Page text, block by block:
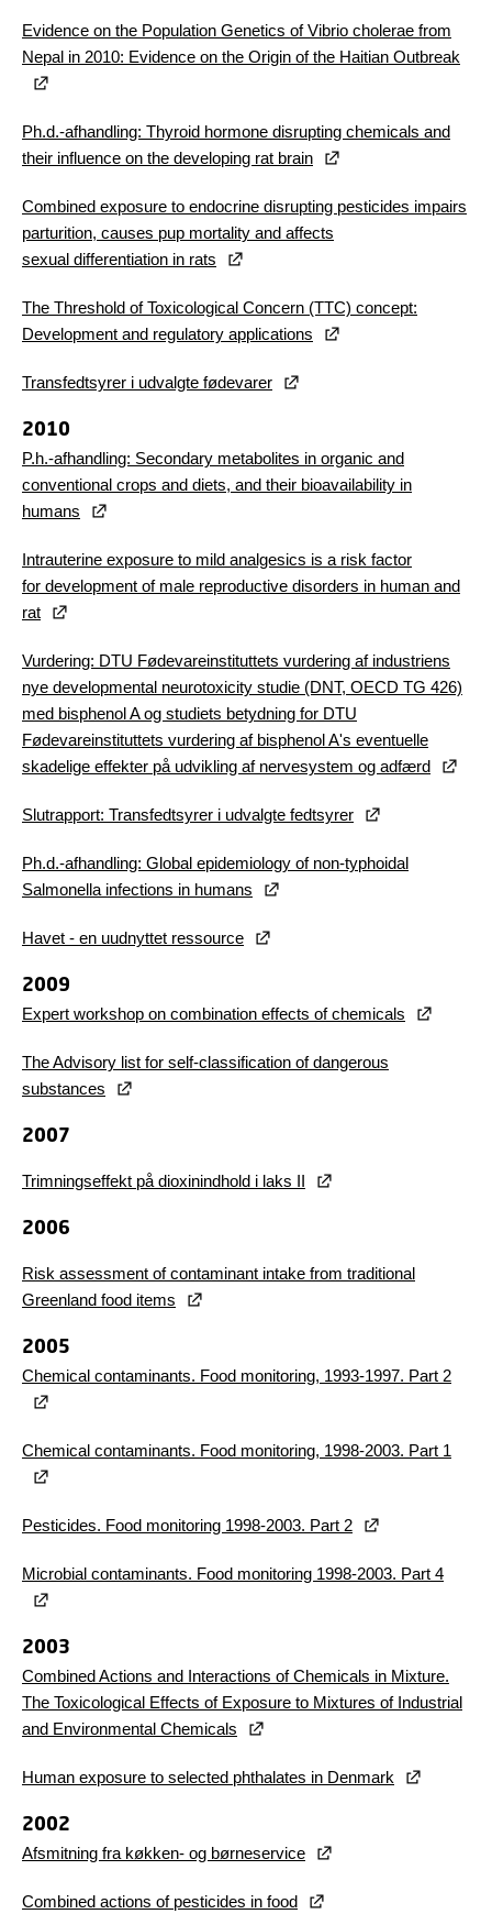
Evidence on the Population Genetics of Vibrio cholerae from
Nepal in 2010: Evidence on the Origin of the Haitian Outbreak
Ph.d.-afhandling: Thyroid hormone disrupting chemicals and
their influence on the developing rat brain
Combined exposure to endocrine disrupting pesticides impairs
parturition, causes pup mortality and affects
sexual differentiation in rats
The Threshold of Toxicological Concern (TTC) concept:
Development and regulatory applications
Transfedtsyrer i udvalgte fødevarer
2010
P.h.-afhandling: Secondary metabolites in organic and
conventional crops and diets, and their bioavailability in
humans
Intrauterine exposure to mild analgesics is a risk factor
for development of male reproductive disorders in human and
rat
Vurdering: DTU Fødevareinstituttets vurdering af industriens
nye developmental neurotoxicity studie (DNT, OECD TG 426)
med bisphenol A og studiets betydning for DTU
Fødevareinstituttets vurdering af bisphenol A's eventuelle
skadelige effekter på udvikling af nervesystem og adfærd
Slutrapport: Transfedtsyrer i udvalgte fedtsyrer
Ph.d.-afhandling: Global epidemiology of non-typhoidal
Salmonella infections in humans
Havet - en uudnyttet ressource
2009
Expert workshop on combination effects of chemicals
The Advisory list for self-classification of dangerous
substances
2007
Trimningseffekt på dioxinindhold i laks II
2006
Risk assessment of contaminant intake from traditional
Greenland food items
2005
Chemical contaminants. Food monitoring, 1993-1997. Part 2
Chemical contaminants. Food monitoring, 1998-2003. Part 1
Pesticides. Food monitoring 1998-2003. Part 2
Microbial contaminants. Food monitoring 1998-2003. Part 4
2003
Combined Actions and Interactions of Chemicals in Mixture.
The Toxicological Effects of Exposure to Mixtures of Industrial
and Environmental Chemicals
Human exposure to selected phthalates in Denmark
2002
Afsmitning fra køkken- og børneservice
Combined actions of pesticides in food